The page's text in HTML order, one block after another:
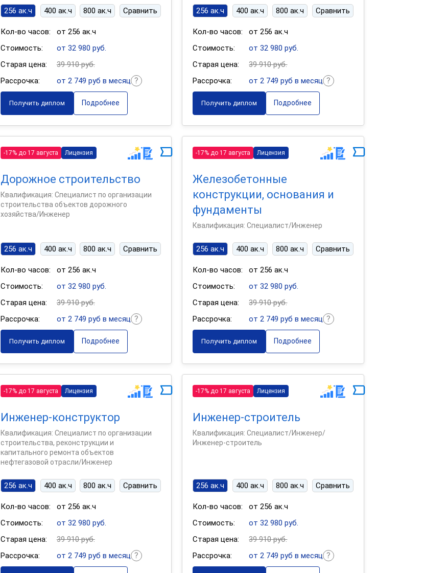
256 ак.ч 400 ак.ч 800 ак.ч Сравнить
Кол-во часов:
от 256 ак.ч
Стоимость:
от 32 980 руб.
Старая цена:
39 910 руб.
Рассрочка:
от 2 749 руб в месяц
Получить диплом Подробнее
256 ак.ч 400 ак.ч 800 ак.ч Сравнить
Кол-во часов:
от 256 ак.ч
Стоимость:
от 32 980 руб.
Старая цена:
39 910 руб.
Рассрочка:
от 2 749 руб в месяц
Получить диплом Подробнее
-17% до 17 августа Лицензия
Дорожное строительство
Квалификация: Специалист по организации
строительства объектов дорожного
хозяйства/Инженер
256 ак.ч 400 ак.ч 800 ак.ч Сравнить
Кол-во часов:
от 256 ак.ч
Стоимость:
от 32 980 руб.
Старая цена:
39 910 руб.
Рассрочка:
от 2 749 руб в месяц
Получить диплом Подробнее
-17% до 17 августа Лицензия
Железобетонные
конструкции, основания и
фундаменты
Квалификация: Специалист/Инженер
256 ак.ч 400 ак.ч 800 ак.ч Сравнить
Кол-во часов:
от 256 ак.ч
Стоимость:
от 32 980 руб.
Старая цена:
39 910 руб.
Рассрочка:
от 2 749 руб в месяц
Получить диплом Подробнее
-17% до 17 августа Лицензия
Инженер-конструктор
Квалификация: Специалист по организации
строительства, реконструкции и
капитального ремонта объектов
нефтегазовой отрасли/Инженер
256 ак.ч 400 ак.ч 800 ак.ч Сравнить
Кол-во часов:
от 256 ак.ч
Стоимость:
от 32 980 руб.
Старая цена:
39 910 руб.
Рассрочка:
от 2 749 руб в месяц
-17% до 17 августа Лицензия
Инженер-строитель
Квалификация: Специалист/Инженер/
Инженер-строитель
256 ак.ч 400 ак.ч 800 ак.ч Сравнить
Кол-во часов:
от 256 ак.ч
Стоимость:
от 32 980 руб.
Старая цена:
39 910 руб.
Рассрочка:
от 2 749 руб в месяц